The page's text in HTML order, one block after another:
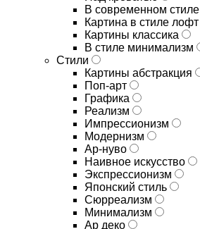
В современном стиле
Картина в стиле лофт
Картины классика
В стиле минимализм
Стили
Картины абстракция
Поп-арт
Графика
Реализм
Импрессионизм
Модернизм
Ар-нуво
Наивное искусство
Экспрессионизм
Японский стиль
Сюрреализм
Минимализм
Ар деко